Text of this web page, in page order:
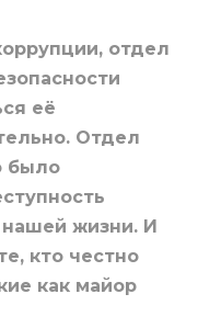
отдел
её
Отдел
было
жизни. И
кто честно
как майор